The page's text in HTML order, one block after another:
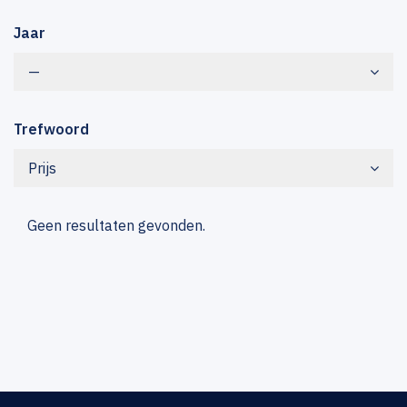
Jaar
—
Trefwoord
Prijs
Geen resultaten gevonden.